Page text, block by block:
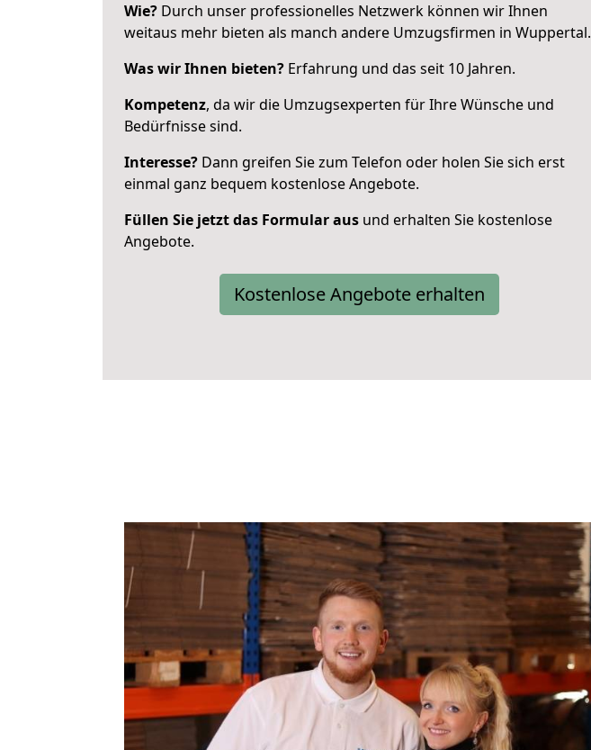
Wie? Durch unser professionelles Netzwerk können wir Ihnen
weitaus mehr bieten als manch andere Umzugsfirmen in Wuppertal.
Was wir Ihnen bieten? Erfahrung und das seit 10 Jahren.
Kompetenz, da wir die Umzugsexperten für Ihre Wünsche und
Bedürfnisse sind.
Interesse? Dann greifen Sie zum Telefon oder holen Sie sich erst
einmal ganz bequem kostenlose Angebote.
Füllen Sie jetzt das Formular aus und erhalten Sie kostenlose
Angebote.
Kostenlose Angebote erhalten